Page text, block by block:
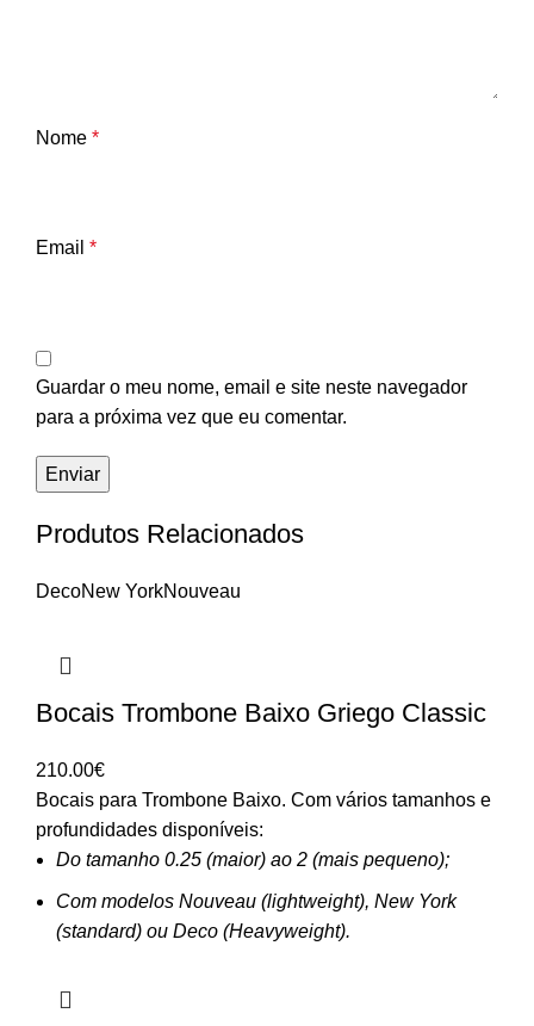
Nome *
Email *
Guardar o meu nome, email e site neste navegador
para a próxima vez que eu comentar.
Produtos Relacionados
DecoNew YorkNouveau
Bocais Trombone Baixo Griego Classic
210.00€
Bocais para Trombone Baixo. Com vários tamanhos e
profundidades disponíveis:
Do tamanho 0.25 (maior) ao 2 (mais pequeno);
Com modelos Nouveau (lightweight), New York
(standard) ou Deco (Heavyweight).